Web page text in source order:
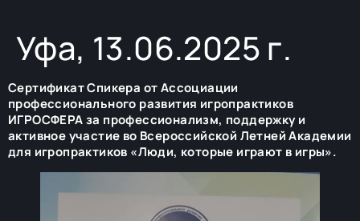
Уфа, 13.06.2025 г.
Сертификат Спикера от Ассоциации
профессионального развития игропрактиков
ИГРОСФЕРА за профессионализм, поддержку и
активное участие во Всероссийской Летней Академии
для игропрактиков «Люди, которые играют в игры».